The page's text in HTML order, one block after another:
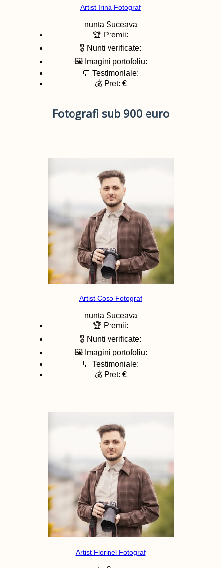
Artist Irina Fotograf
nunta Suceava
🏆 Premii:
🎖️ Nunti verificate:
🖼️ Imagini portofoliu:
💬 Testimoniale:
💰 Pret: €
Fotografi sub 900 euro
Artist Coso Fotograf
nunta Suceava
🏆 Premii:
🎖️ Nunti verificate:
🖼️ Imagini portofoliu:
💬 Testimoniale:
💰 Pret: €
Artist Florinel Fotograf